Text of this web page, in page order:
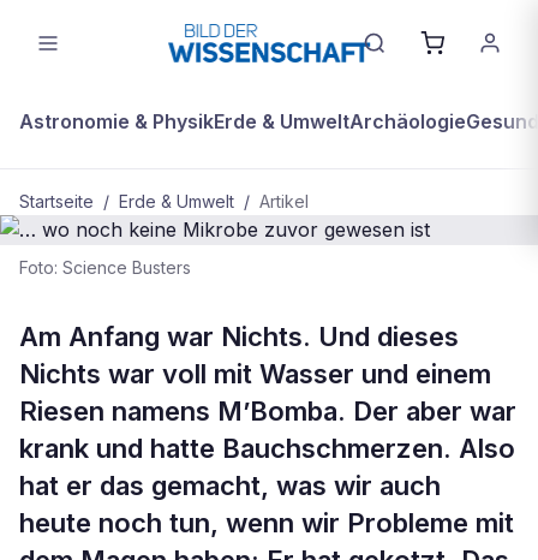
Astronomie & PhysikErde & UmweltArchäologie
Startseite / Erde & Umwelt / Artikel
… wo noch keine Mikrobe zuvor
gewesen ist
Foto: Science Busters
Am Anfang war Nichts. Und dieses
Nichts war voll mit Wasser und einem
Riesen namens M’Bomba. Der aber war
krank und hatte Bauchschmerzen. Also
hat er das gemacht, was wir auch
heute noch tun, wenn wir Probleme mit